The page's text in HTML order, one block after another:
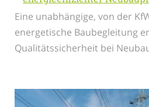
Eine unabhängige, von der
energetische Baubegleitung
Qualitätssicherheit bei